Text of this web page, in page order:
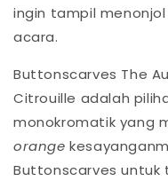
ingin tampil menonjol
acara.
Buttonscarves The
Citrouille adalah
monokromatik yang
orange
Buttonscarves untuk